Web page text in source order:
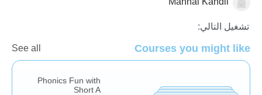
اللغة العربية
تشغيل التالي:
Courses you might like
See all
Phonics Fun with
Short A